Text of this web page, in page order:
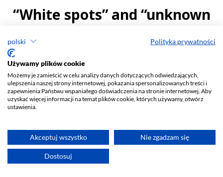
polski Polityka prywatności
Używamy plików cookie
Możemy je zamieścić w celu analizy danych dotyczących odwiedzających,
ulepszenia naszej strony internetowej, pokazania spersonalizowanych treści i
zapewnienia Państwu wspaniałego doświadczenia na stronie internetowej. Aby
uzyskać więcej informacji na temat plików cookie, których używamy, otwórz
ustawienia.
Akceptuj wszystko Nie zgadzam się
Dostosuj